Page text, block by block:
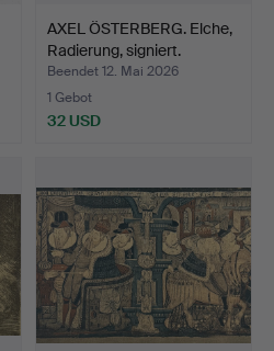
AXEL ÖSTERBERG. Elche,
Radierung, signiert.
Beendet 12. Mai 2026
1 Gebot
32 USD